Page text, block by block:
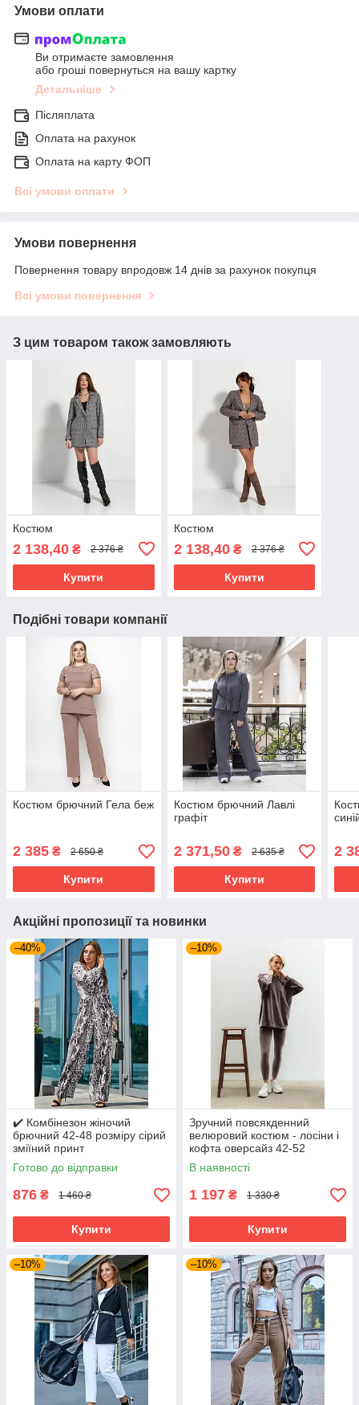
Умови оплати
Ви отримаєте замовлення
або гроші повернуться на вашу картку
Детальніше
Післяплата
Оплата на рахунок
Оплата на карту ФОП
Всі умови оплати
Умови повернення
Повернення товару впродовж 14 днів за рахунок покупця
Всі умови повернення
З цим товаром також замовляють
Костюм
2 138,40 ₴ 2 376 ₴
Купити
Костюм
2 138,40₴ 2 376 ₴
Купити
Подібні товари компанії
Костюм брючний Гела беж
2 385 ₴ 2 650 ₴
Купити
Костюм брючний Лавлі
графіт
2 371,50₴ 2 635 ₴
Купити
2
Акційні пропозиції та новинки
–40%
✔️ Комбінезон жіночий
брючний 42-48 розміру сірий
зміїний принт
Готово до відправки
876 ₴ 1 460 ₴
Купити
–10%
Зручний повсякденний
велюровий костюм - лосіни і
кофта оверсайз 42-52
розміри різні кольори
В наявності
1 197 ₴ 1 330 ₴
Купити
–10% –10%